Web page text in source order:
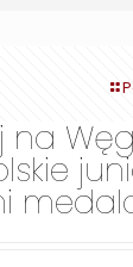
na